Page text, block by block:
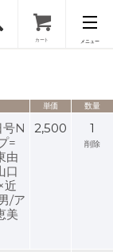
カート メニュー
単価 数量
N
=
由
口
近
/ア
美
2,500 1
削除